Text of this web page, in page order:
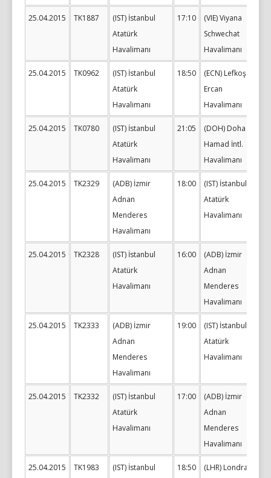
25.04.2015 TK1887
(IST) İstanbul
Atatürk
Havalimanı
17:10
(VIE) Viyana
Schwechat
Havalimanı
25.04.2015 TK0962
(IST) İstanbul
Atatürk
Havalimanı
18:50
(ECN) Lefkoşa
Ercan
Havalimanı
25.04.2015 TK0780
(IST) İstanbul
Atatürk
Havalimanı
21:05
(DOH) Doha
Hamad İntl.
Havalimanı
25.04.2015 TK2329
(ADB) İzmir
Adnan
Menderes
Havalimanı
18:00
(IST) İstanbul
Atatürk
Havalimanı
25.04.2015 TK2328
(IST) İstanbul
Atatürk
Havalimanı
16:00
(ADB) İzmir
Adnan
Menderes
Havalimanı
25.04.2015 TK2333
(ADB) İzmir
Adnan
Menderes
Havalimanı
19:00
(IST) İstanbul
Atatürk
Havalimanı
25.04.2015 TK2332
(IST) İstanbul
Atatürk
Havalimanı
17:00
(ADB) İzmir
Adnan
Menderes
Havalimanı
25.04.2015 TK1983
(IST) İstanbul
18:50
(LHR) Londra